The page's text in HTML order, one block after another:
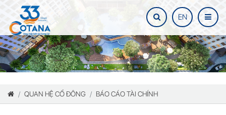
EN
QUAN HỆ CỔ ĐÔNG BÁO CÁO TÀI CHÍNH